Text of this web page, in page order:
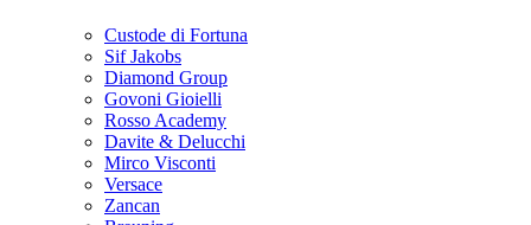
Custode di Fortuna
Sif Jakobs
Diamond Group
Govoni Gioielli
Rosso Academy
Davite & Delucchi
Mirco Visconti
Versace
Zancan